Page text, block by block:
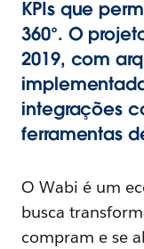
KPIs que
360°. O
2019, com
integrações
ferramentas
O Wabi é um
busca
compram e se